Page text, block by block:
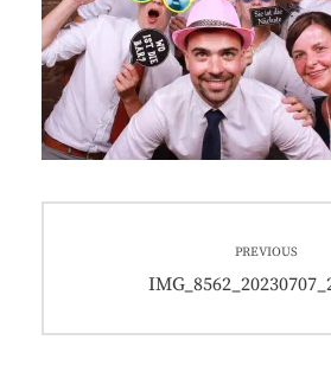
PREVIOUS
Previous